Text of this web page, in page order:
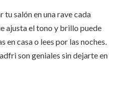
salón en una rave cada
ajusta el tono y brillo puede
casa o lees por las noches.
son geniales sin dejarte en